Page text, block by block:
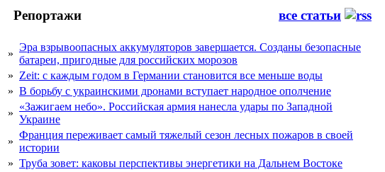
Репортажи все статьи
»
Эра взрывоопасных аккумуляторов завершается. Созданы безопасные
батареи, пригодные для российских морозов
» Zeit: с каждым годом в Германии становится все меньше воды
» В борьбу с украинскими дронами вступает народное ополчение
»
«Зажигаем небо». Российская армия нанесла удары по Западной
Украине
»
Франция переживает самый тяжелый сезон лесных пожаров в своей
истории
» Труба зовет: каковы перспективы энергетики на Дальнем Востоке